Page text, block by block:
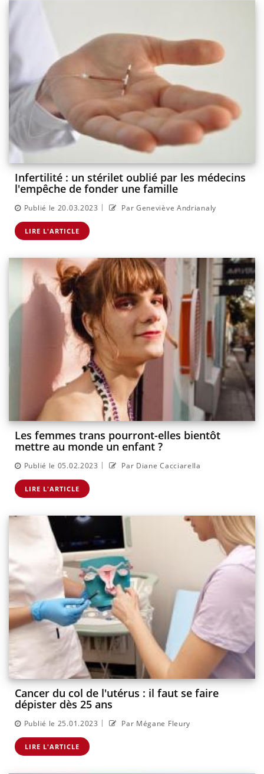
Infertilité : un stérilet oublié par les médecins
l'empêche de fonder une famille
Publié le 20.03.2023 | Par Geneviève Andrianaly
LIRE L'ARTICLE
Les femmes trans pourront-elles bientôt
mettre au monde un enfant ?
Publié le 05.02.2023 | Par Diane Cacciarella
LIRE L'ARTICLE
Cancer du col de l'utérus : il faut se faire
dépister dès 25 ans
Publié le 25.01.2023 | Par Mégane Fleury
LIRE L'ARTICLE